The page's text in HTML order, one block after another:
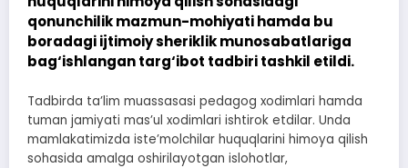
qonunchilik mazmun-mohiyati hamda bu
boradagi ijtimoiy sheriklik munosabatlariga
bag‘ishlangan targ‘ibot tadbiri tashkil etildi.
Tadbirda ta’lim muassasasi pedagog xodimlari hamda
tuman jamiyati mas’ul xodimlari ishtirok etdilar. Unda
mamlakatimizda iste’molchilar huquqlarini himoya qilish
sohasida amalga oshirilayotgan islohotlar,